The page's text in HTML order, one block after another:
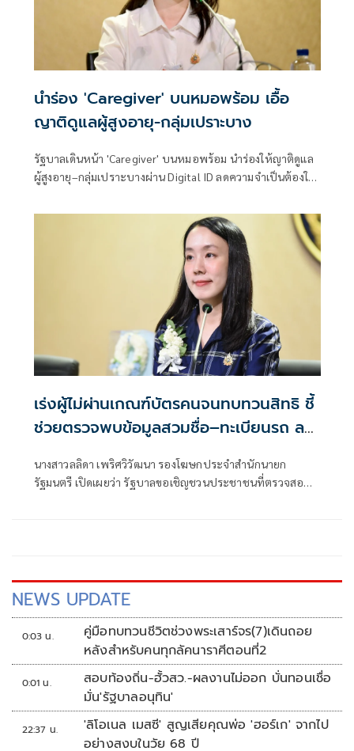
นำร่อง 'Caregiver' บนหมอพร้อม เอื้อ
ญาติดูแลผู้สูงอายุ-กลุ่มเปราะบาง
รัฐบาลเดินหน้า 'Caregiver' บนหมอพร้อม นำร่องให้ญาติดูแล
ผู้สูงอายุ–กลุ่มเปราะบางผ่าน Digital ID ลดความจำเป็นต้องใช้
เร่งผู้ไม่ผ่านเกณฑ์บัตรคนจนทบทวนสิทธิ ชี้
ช่วยตรวจพบข้อมูลสวมชื่อ–ทะเบียนรถ ลด
นางสาวลลิดา เพริศวิวัฒนา รองโฆษกประจำสำนักนายก
รัฐมนตรี เปิดเผยว่า รัฐบาลขอเชิญชวนประชาชนที่ตรวจสอบ
NEWS UPDATE
0:03 น.
คู่มือทบทวนชีวิตช่วงพระเสาร์จร(7)เดินถอย
หลังสำหรับคนทุกลัคนาราศีตอนที่2
0:01 น.
สอบท้องถิ่น-ฮั้วสว.-ผลงานไม่ออก บั่นทอนเชื่อ
มั่น'รัฐบาลอนุทิน'
22:37 น.
'ลิโอเนล เมสซี' สูญเสียคุณพ่อ 'ฮอร์เก' จากไป
อย่างสงบในวัย 68 ปี